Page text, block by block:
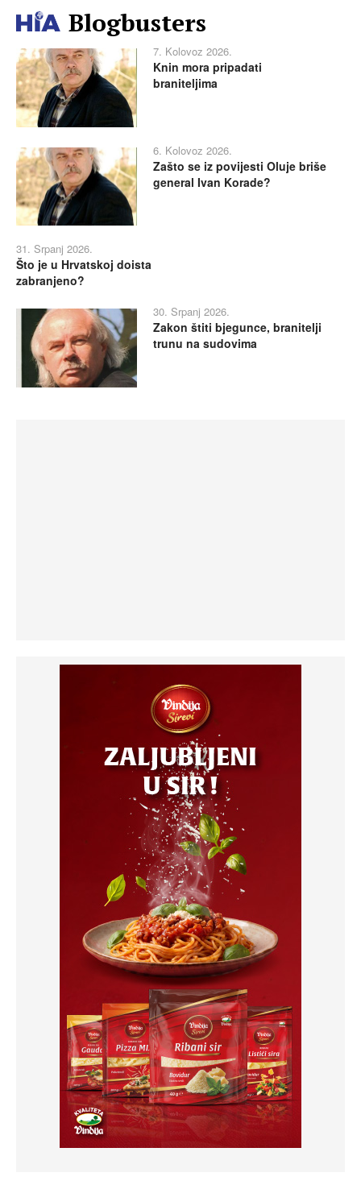
Blogbusters
7. Kolovoz 2026.
Knin mora pripadati
braniteljima
6. Kolovoz 2026.
Zašto se iz povijesti Oluje briše
general Ivan Korade?
31. Srpanj 2026.
Što je u Hrvatskoj doista
zabranjeno?
30. Srpanj 2026.
Zakon štiti bjegunce, branitelji
trunu na sudovima